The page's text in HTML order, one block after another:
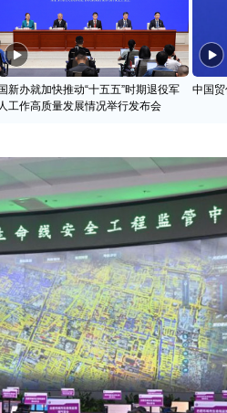
新办就加快推动“十五五”时期退役军
人工作高质量发展情况举行发布会
中国